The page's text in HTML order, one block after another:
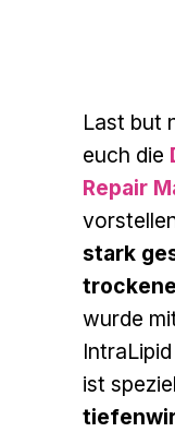
Last but
euch die
Repair
stark
wurde
ist